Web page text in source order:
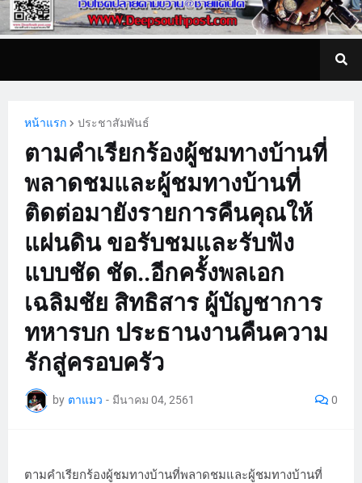
หน้าแรก ประชาสัมพันธ์
ตามคำเรียกร้องผู้ชมทางบ้านที่
พลาดชมและผู้ชมทางบ้านที่
ติดต่อมายังรายการคืนคุณให้
แผ่นดิน ขอรับชมและรับฟัง
แบบชัด ชัด..อีกครั้งพลเอก
เฉลิมชัย สิทธิสาร ผู้บัญชาการ
ทหารบก ประธานงานคืนความ
รักสู่ครอบครัว
by ตาแมว - มีนาคม 04, 2561 0
ตามคำเรียกร้องผู้ชมทางบ้านที่พลาดชมและผู้ชมทางบ้านที่